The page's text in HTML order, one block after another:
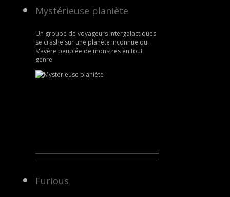
Mystérieuse planiète
Un groupe de voyageurs intergalactiques
se crashe sur une planète inconnue qui
s'avère peuplée de monstres en tout
genre.
Furious